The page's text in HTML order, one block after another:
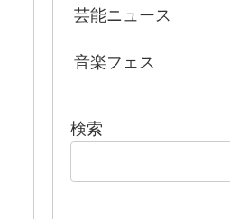
芸能ニュース
音楽フェス
検索